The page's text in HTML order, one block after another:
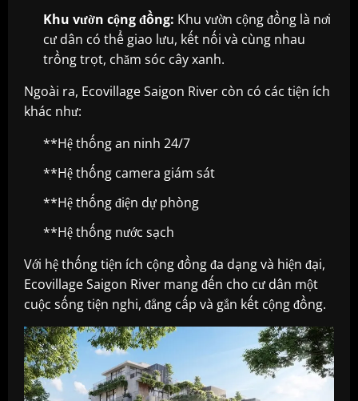
Khu vườn cộng đồng: Khu vườn cộng đồng là nơi
cư dân có thể giao lưu, kết nối và cùng nhau
trồng trọt, chăm sóc cây xanh.
Ngoài ra, Ecovillage Saigon River còn có các tiện ích
khác như:
**Hệ thống an ninh 24/7
**Hệ thống camera giám sát
**Hệ thống điện dự phòng
**Hệ thống nước sạch
Với hệ thống tiện ích cộng đồng đa dạng và hiện đại,
Ecovillage Saigon River mang đến cho cư dân một
cuộc sống tiện nghi, đẳng cấp và gắn kết cộng đồng.